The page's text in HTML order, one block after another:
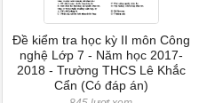
Đề kiểm tra học kỳ II môn Công
nghệ Lớp 7 - Năm học 2017-
2018 - Trường THCS Lê Khắc
Cẩn (Có đáp án)